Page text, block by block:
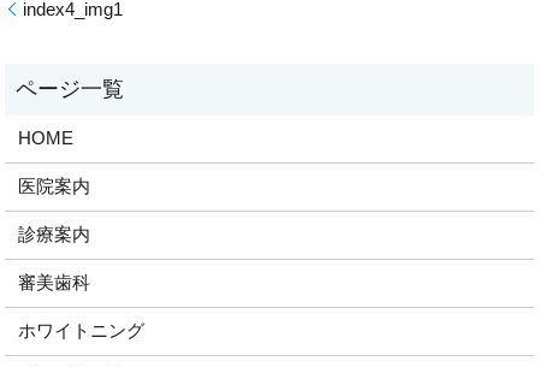
index4_img1
HOME
医院案内
診療案内
審美歯科
ホワイトニング